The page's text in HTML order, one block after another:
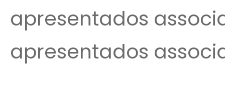
apresentados
apresentados